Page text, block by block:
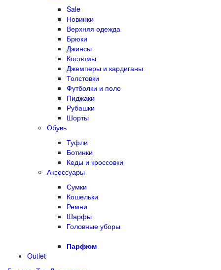
Sale
Новинки
Верхняя одежда
Брюки
Джинсы
Костюмы
Джемперы и кардиганы
Толстовки
Футболки и поло
Пиджаки
Рубашки
Шорты
Обувь
Туфли
Ботинки
Кеды и кроссовки
Аксессуары
Сумки
Кошельки
Ремни
Шарфы
Головные уборы
Парфюм
Outlet